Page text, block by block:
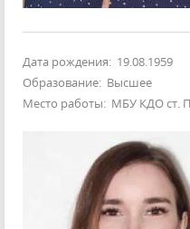
Дата рождения: 19.08.1959
Образование: Высшее
Место работы: МБУ КДО ст.